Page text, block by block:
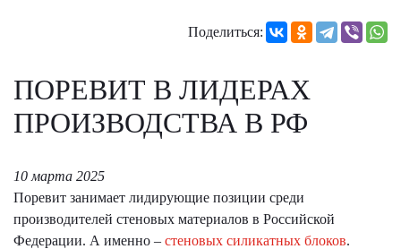
Поделиться:
ПОРЕВИТ В ЛИДЕРАХ
ПРОИЗВОДСТВА В РФ
10 марта 2025
Поревит занимает лидирующие позиции среди
производителей стеновых материалов в Российской
Федерации. А именно – стеновых силикатных блоков.